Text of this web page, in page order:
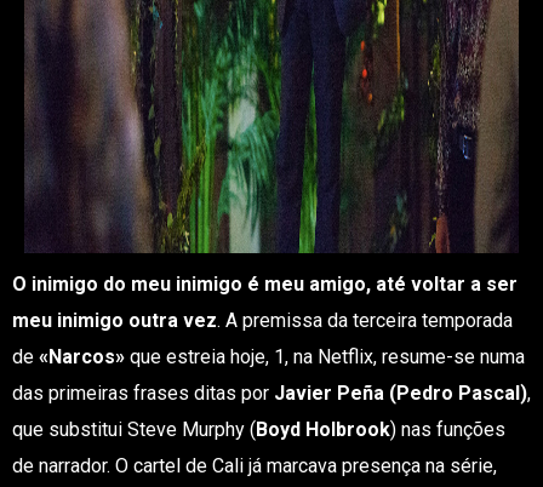
O inimigo do meu inimigo é meu amigo, até voltar a ser
meu inimigo outra vez. A premissa da terceira temporada
de «Narcos»que estreia hoje, 1, na Netflix, resume-se numa
das primeiras frases ditas por Javier Peña (Pedro Pascal),
que substitui Steve Murphy (Boyd Holbrook) nas funções
de narrador. O cartel de Cali já marcava presença na série,